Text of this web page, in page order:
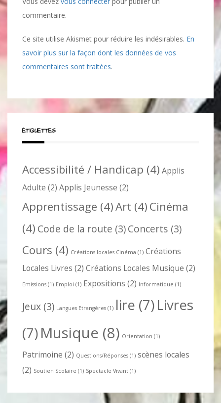
commentaire.
Ce site utilise Akismet pour réduire les indésirables. En
savoir plus sur la façon dont les données de vos
commentaires sont traitées.
ÉTIQUETTES
Accessibilité / Handicap (4) Applis
Adulte (2) Applis Jeunesse (2)
Apprentissage (4)Art (4) Cinéma
(4) Code de la route (3)Concerts (3)
Cours (4) Créations locales Cinéma (1) Créations
Locales Livres (2) Créations Locales Musique (2)
Emissions (1) Emploi (1) Expositions (2) Informatique (1)
Jeux (3) Langues Etrangères (1) lire (7)Livres
(7)Musique (8) Orientation (1)
Patrimoine (2) Questions/Réponses (1) scènes locales
(2) Soutien Scolaire (1) Spectacle Vivant (1)